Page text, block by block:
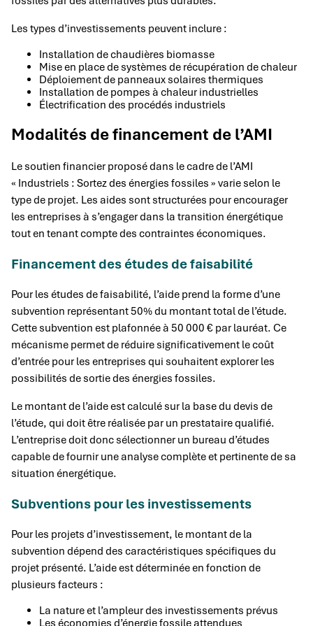
Les types d’investissements peuvent inclure :
Installation de chaudières biomasse
Mise en place de systèmes de récupération de chaleur
Déploiement de panneaux solaires thermiques
Installation de pompes à chaleur industrielles
Électrification des procédés industriels
Modalités de financement de l’AMI
Le soutien financier proposé dans le cadre de l’AMI
« Industriels : Sortez des énergies fossiles » varie selon le
type de projet. Les aides sont structurées pour encourager
les entreprises à s’engager dans la transition énergétique
tout en tenant compte des contraintes économiques.
Financement des études de faisabilité
Pour les études de faisabilité, l’aide prend la forme d’une
subvention représentant 50% du montant total de l’étude.
Cette subvention est plafonnée à 50 000 € par lauréat. Ce
mécanisme permet de réduire significativement le coût
d’entrée pour les entreprises qui souhaitent explorer les
possibilités de sortie des énergies fossiles.
Le montant de l’aide est calculé sur la base du devis de
l’étude, qui doit être réalisée par un prestataire qualifié.
L’entreprise doit donc sélectionner un bureau d’études
capable de fournir une analyse complète et pertinente de sa
situation énergétique.
Subventions pour les investissements
Pour les projets d’investissement, le montant de la
subvention dépend des caractéristiques spécifiques du
projet présenté. L’aide est déterminée en fonction de
plusieurs facteurs :
La nature et l’ampleur des investissements prévus
Les économies d’énergie fossile attendues